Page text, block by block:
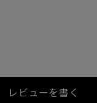
レビューを書く